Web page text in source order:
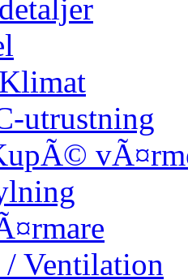
utrustning
Ventilation